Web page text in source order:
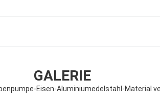
GALERIE
Eisen-Aluminiumedelstahl-Material